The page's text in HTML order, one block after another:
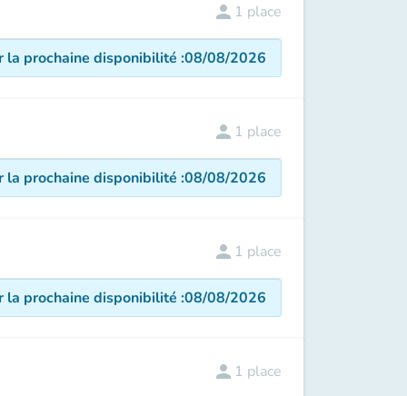
person 1 place
la prochaine disponibilité :08/08/2026
person 1 place
la prochaine disponibilité :08/08/2026
person 1 place
la prochaine disponibilité :08/08/2026
person 1 place